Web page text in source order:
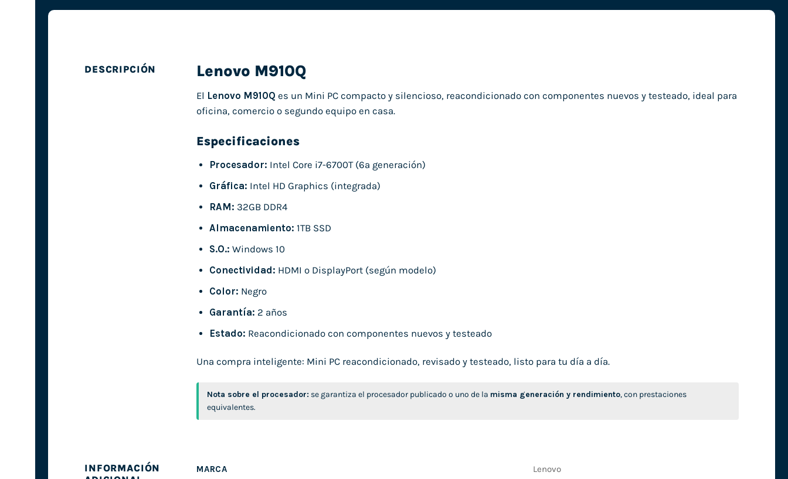
DESCRIPCIÓN Lenovo M910Q
El Lenovo M910Q es un Mini PC compacto y silencioso, reacondicionado con componentes nuevos y testeado, ideal para
oficina, comercio o segundo equipo en casa.
Especificaciones
Procesador: Intel Core i7-6700T (6ª generación)
Gráfica: Intel HD Graphics (integrada)
RAM: 32GB DDR4
Almacenamiento: 1TB SSD
S.O.: Windows 10
Conectividad: HDMI o DisplayPort (según modelo)
Color: Negro
Garantía: 2 años
Estado: Reacondicionado con componentes nuevos y testeado
Una compra inteligente: Mini PC reacondicionado, revisado y testeado, listo para tu día a día.
Nota sobre el procesador: se garantiza el procesador publicado o uno de la misma generación y rendimiento, con prestaciones
equivalentes.
INFORMACIÓN
MARCA Lenovo